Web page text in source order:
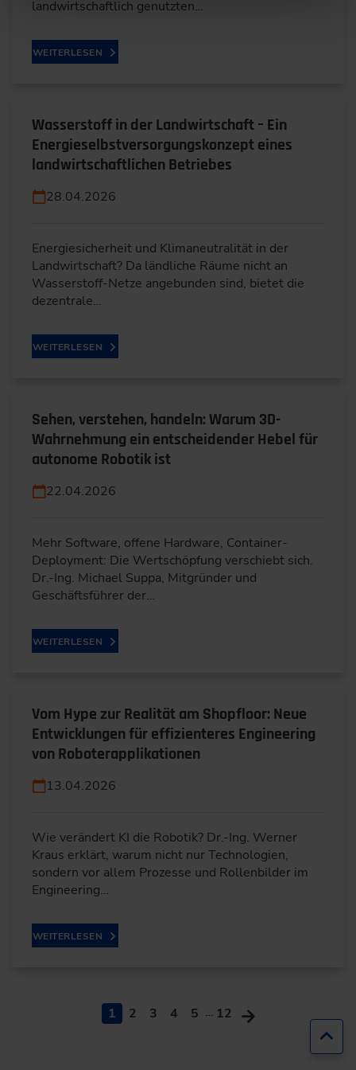
landwirtschaftlich genutzten…
WEITERLESEN
Wasserstoff in der Landwirtschaft – Ein
Energieselbstversorgungskonzept eines
landwirtschaftlichen Betriebes
28.04.2026
Energiesicherheit und Klimaneutralität in der
Landwirtschaft? Da ländliche Räume nicht an
Wasserstoff-Netze angebunden sind, bietet die
dezentrale…
WEITERLESEN
Sehen, verstehen, handeln: Warum 3D-
Wahrnehmung ein entscheidender Hebel für
autonome Robotik ist
22.04.2026
Mehr Software, offene Hardware, Container-
Deployment: Die Wertschöpfung verschiebt sich.
Dr.-Ing. Michael Suppa, Mitgründer und
Geschäftsführer der…
WEITERLESEN
Vom Hype zur Realität am Shopfloor: Neue
Entwicklungen für effizienteres Engineering
von Roboterapplikationen
13.04.2026
Wie verändert KI die Robotik? Dr.-Ing. Werner
Kraus erklärt, warum nicht nur Technologien,
sondern vor allem Prozesse und Rollenbilder im
Engineering…
WEITERLESEN
1 2 3 4 5 … 12